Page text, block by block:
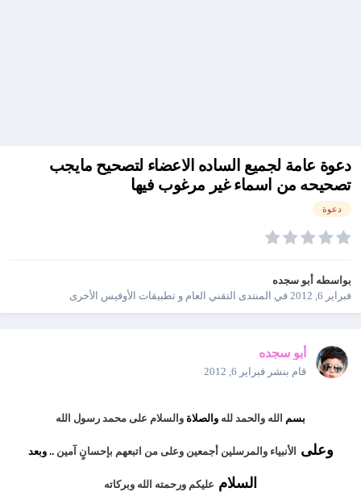
دعوة عامة لجميع الساده الاعضاء لتصحيح مايجب
تصحيحه من اسماء غير مرغوب فيها
دعوة
بواسطه أبو سجده
فبراير 6, 2012
في المنتدى التقني العام و تطبيقات الأوفيس الأخرى
أبو سجده
قام بنشر فبراير 6, 2012
بسم الله والحمد لله والصلاة والسلام على محمد رسول الله
وعلى الأنبياء والمرسلين أجمعين وعلى من اتبعهم بإحسانٍ آمين ..وبعد
السلام عليكم ورحمته الله وبركاته